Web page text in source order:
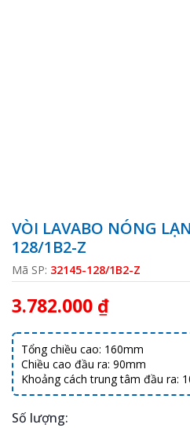
VÒI LAVABO NÓNG
128/1B2-Z
Mã SP: 32145-128/1B2-Z
3.782.000 ₫
Tổng chiều cao: 160mm
Chiều cao đầu ra: 90mm
Khoảng cách trung tâm đầu ra:
Số lượng: